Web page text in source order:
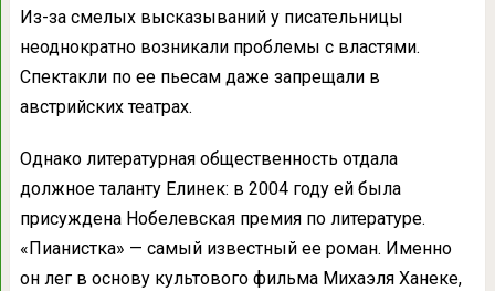
Из-за смелых высказываний у писательницы
неоднократно возникали проблемы с властями.
Спектакли по ее пьесам даже запрещали в
австрийских театрах.
Однако литературная общественность отдала
должное таланту Елинек: в 2004 году ей была
присуждена Нобелевская премия по литературе.
«Пианистка» — самый известный ее роман. Именно
он лег в основу культового фильма Михаэля Ханеке,